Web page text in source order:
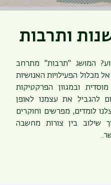
ותרבות
המושג "תרבות" מתרחב
מכלול הפעילויות האנושיות
ובמגוון הפרקטיקות
להגביל את עצמנו לאופן
לומדים, מפרשים וחוקרים
שילוב בין צורות מחשבה